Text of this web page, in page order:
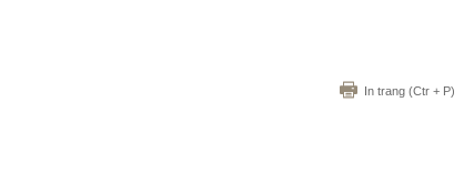
In trang (Ctr + P)